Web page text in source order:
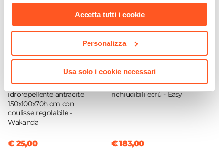
Accetta tutti i cookie
Personalizza
Usa solo i cookie necessari
Scorrimento
CODICE:COVER24
Copertura protettiva per
tavolo in poliestere
idrorepellente antracite
150x100x70h cm con
coulisse regolabile -
Wakanda
€ 25,00
CODICE:EAS3X3
Gazebo 3x3 m in acciaio
antracite con tende laterali
richiudibili ecrù - Easy
€ 183,00